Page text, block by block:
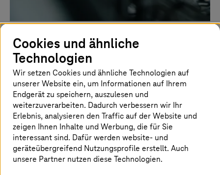
Collaboration Services
Mitarbeiter für (Home-)Office und unterwegs mit
Collaboration-Software schnell und sicher
ausstatten.
Mehr erfahren
Cookies und ähnliche
Technologien
Wir setzen Cookies und ähnliche Technologien auf
unserer Website ein, um Informationen auf Ihrem
Endgerät zu speichern, auszulesen und
weiterzuverarbeiten. Dadurch verbessern wir Ihr
Erlebnis, analysieren den Traffic auf der Website und
zeigen Ihnen Inhalte und Werbung, die für Sie
interessant sind. Dafür werden website- und
geräteübergreifend Nutzungsprofile erstellt. Auch
unsere Partner nutzen diese Technologien.